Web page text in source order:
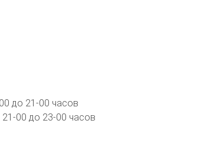
до 21-00 часов
00 до 23-00 часов